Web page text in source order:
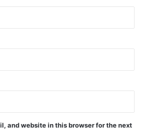
and website in this browser for the next